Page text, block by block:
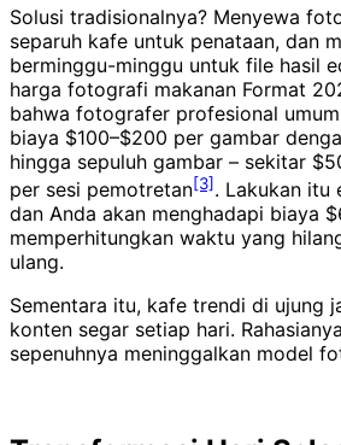
Solusi tradisionalnya? Menyewa
separuh kafe untuk penataan, dan
berminggu-minggu untuk file hasil
harga fotografi makanan Format
bahwa fotografer profesional
biaya $100–$200 per gambar
hingga sepuluh gambar – sekitar
per sesi pemotretan[3] . Lakukan itu
dan Anda akan menghadapi biaya
memperhitungkan waktu yang
ulang.
Sementara itu, kafe trendi di ujung
konten segar setiap hari.
sepenuhnya meninggalkan model